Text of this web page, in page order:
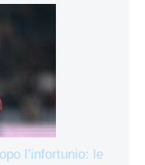
l’infortunio: le